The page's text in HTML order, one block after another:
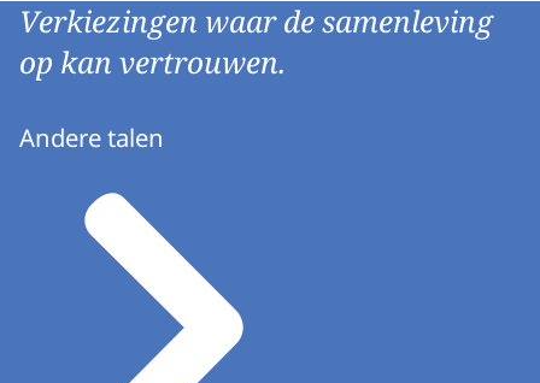
Verkiezingen waar de samenleving
op kan vertrouwen.
Andere talen